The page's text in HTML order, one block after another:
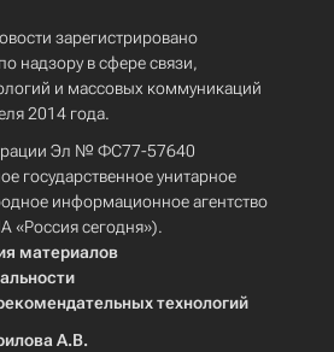
зарегистрировано
надзору в сфере связи,
и массовых коммуникаций
2014 года.
Эл № ФС77-57640
государственное унитарное
информационное агентство
«Россия сегодня»).
материалов
технологий
А.В.